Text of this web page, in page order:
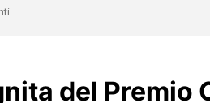
del Premio